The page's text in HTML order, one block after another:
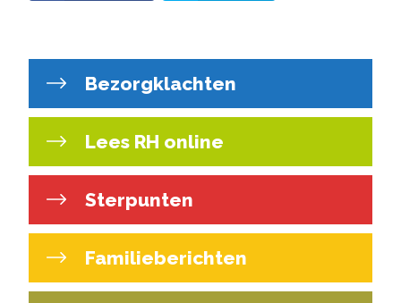
Bezorgklachten
Lees RH online
Sterpunten
Familieberichten